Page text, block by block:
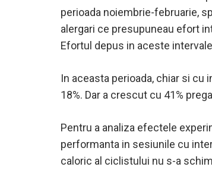
perioada noiembrie-februarie,
alergari ce presupuneau efort
Efortul depus in aceste
In aceasta perioada, chiar si
18%. Dar a crescut cu 41%
Pentru a analiza efectele
performanta in sesiunile cu
caloric al ciclistului nu s-a